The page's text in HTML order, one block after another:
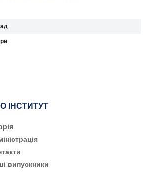
ІНСТИТУТ
випускники